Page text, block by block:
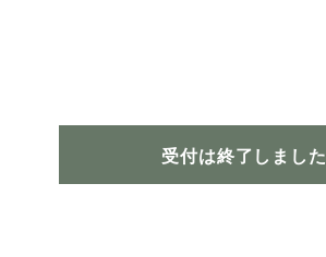
受付は終了しました